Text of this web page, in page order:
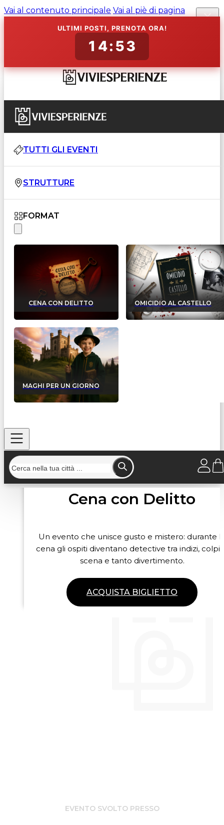
Vai al contenuto principale Vai al piè di pagina
ULTIMI POSTI, PRENOTA ORA!
14:52
TUTTI GLI EVENTI
STRUTTURE
FORMAT
CENA CON DELITTO OMICIDIO AL CASTELLO
MAGHI PER UN GIORNO
Cena con Delitto
Un evento che unisce gusto e mistero: durante
cena gli ospiti diventano detective tra indizi, colpi
scena e tanto divertimento.
ACQUISTA BIGLIETTO
EVENTO SVOLTO PRESSO